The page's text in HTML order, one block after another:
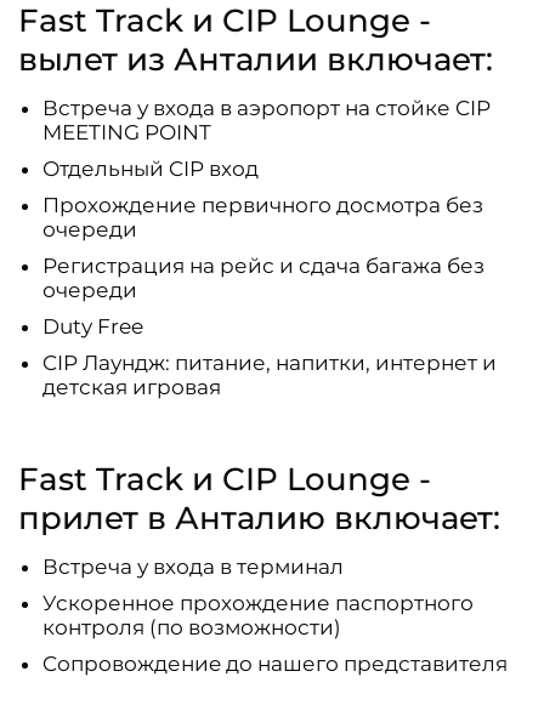
Fast Track и CIP Lounge -
вылет из Анталии включает:
Встреча у входа в аэропорт на стойке CIP
MEETING POINT
Отдельный CIP вход
Прохождение первичного досмотра без
очереди
Регистрация на рейс и сдача багажа без
очереди
Duty Free
CIP Лаундж: питание, напитки, интернет и
детская игровая
Fast Track и CIP Lounge -
прилет в Анталию включает:
Встреча у входа в терминал
Ускоренное прохождение паспортного
контроля (по возможности)
Cопровождениe дo нашего представителя